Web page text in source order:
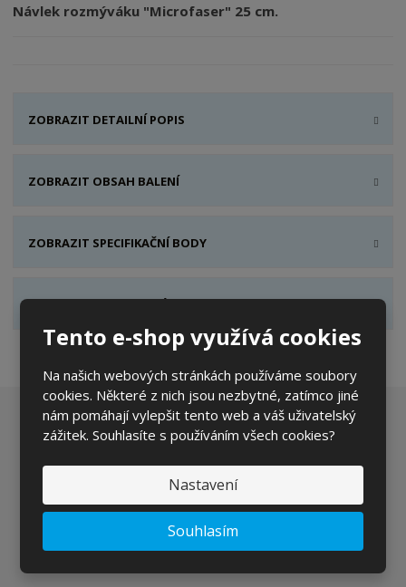
Tento e-shop využívá cookies
Na našich webových stránkách používáme soubory
cookies. Některé z nich jsou nezbytné, zatímco jiné
nám pomáhají vylepšit tento web a váš uživatelský
zážitek. Souhlasíte s používáním všech cookies?
Nastavení
Souhlasím
Návlek rozmýváku "Microfaser" 25 cm.
ZOBRAZIT DETAILNÍ POPIS
ZOBRAZIT OBSAH BALENÍ
ZOBRAZIT SPECIFIKAČNÍ BODY
ZOBRAZIT HODNOCENÍ PRODUKTU
Chcete být informováni o zajímavých cenových
nabídkách a akcích?
ODESLAT
Souhlasím sezpracováním osobních údajů.